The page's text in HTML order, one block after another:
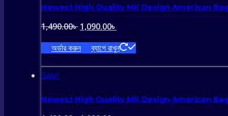
Newest High Quality MK Design American
1,490.00৳ Original
price
1,090.00৳
price
অর্ডার করুন ব্যাগে রাখুন
Sale!
Newest High Quality MK Design American